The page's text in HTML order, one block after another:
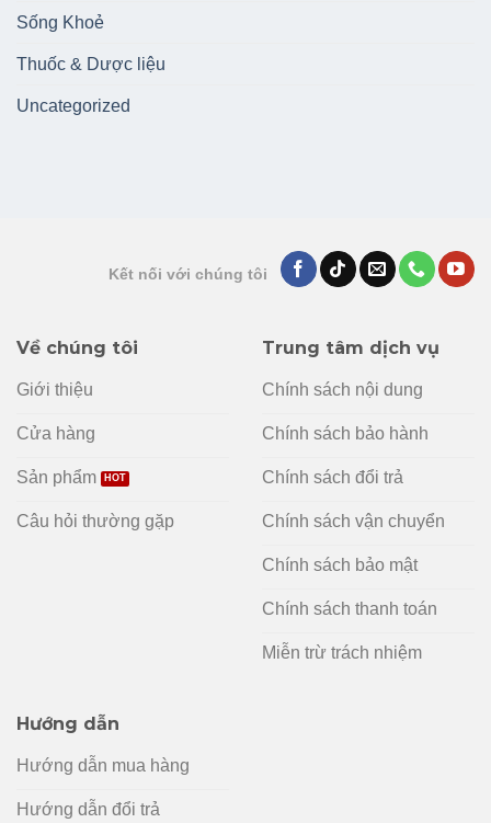
Sống Khoẻ
Thuốc & Dược liệu
Uncategorized
Kết nối với chúng tôi
Về chúng tôi
Giới thiệu
Cửa hàng
Sản phẩm
Câu hỏi thường gặp
Trung tâm dịch vụ
Chính sách nội dung
Chính sách bảo hành
Chính sách đổi trả
Chính sách vận chuyển
Chính sách bảo mật
Chính sách thanh toán
Miễn trừ trách nhiệm
Hướng dẫn
Hướng dẫn mua hàng
Hướng dẫn đổi trả